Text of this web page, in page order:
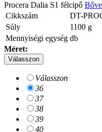
Procera Dalia S1 félcipő
Cikkszám
DT-
Súly
1100 g
Mennyiségi egység db
Méret:
Válasszon
Válasszon
36
37
38
39
40